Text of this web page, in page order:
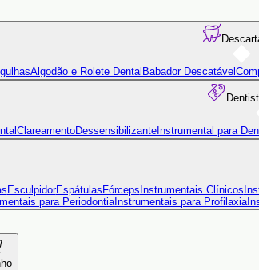
Algodão e Rolete Dental Babador Descatável
ClareamentoDessensibilizante Instrumental para
EsculpidorEspátulas Fórceps Instrumentais Clínicos
para Periodontia Instrumentais para Profilaxia